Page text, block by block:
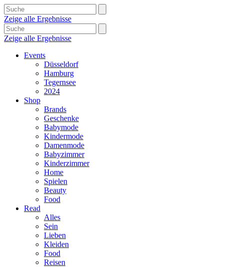
Zeige alle Ergebnisse
Zeige alle Ergebnisse
Events
Düsseldorf
Hamburg
Tegernsee
2024
Shop
Brands
Geschenke
Babymode
Kindermode
Damenmode
Babyzimmer
Kinderzimmer
Home
Spielen
Beauty
Food
Read
Alles
Sein
Lieben
Kleiden
Food
Reisen